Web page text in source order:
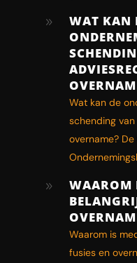
9
WAT KAN
Wat kan de
schending
overname?
9
WAAROM
Waarom is
fusies en